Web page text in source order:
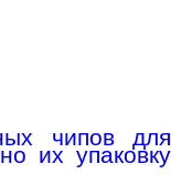
чипов для
их упаковку